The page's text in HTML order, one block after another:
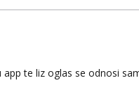
te liz oglas se odnosi